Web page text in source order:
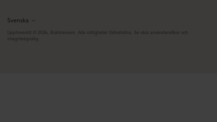
Språk
Svenska
Upphovsrätt © 2026, Bubbleroom . Alla rättigheter förbehållna. Se våra användarvillkor och
integritetspolicy.